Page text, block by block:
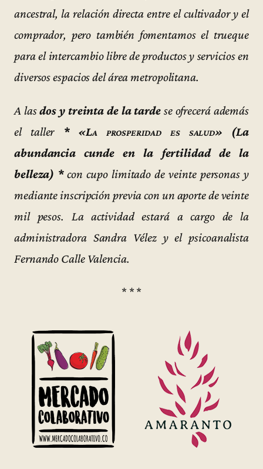
ancestral, la relación directa entre el cultivador y el
comprador, pero también fomentamos el trueque
para el intercambio libre de productos y servicios en
diversos espacios del área metropolitana.
A lasdos y treinta de la tardese ofrecerá además
el taller * «La prosperidad es salud» (La
abundancia cunde en la fertilidad de la
belleza) *con cupo limitado de veinte personas y
mediante inscripción previa con un aporte de veinte
mil pesos. La actividad estará a cargo de la
administradora Sandra Vélez y el psicoanalista
Fernando Calle Valencia.
* * *